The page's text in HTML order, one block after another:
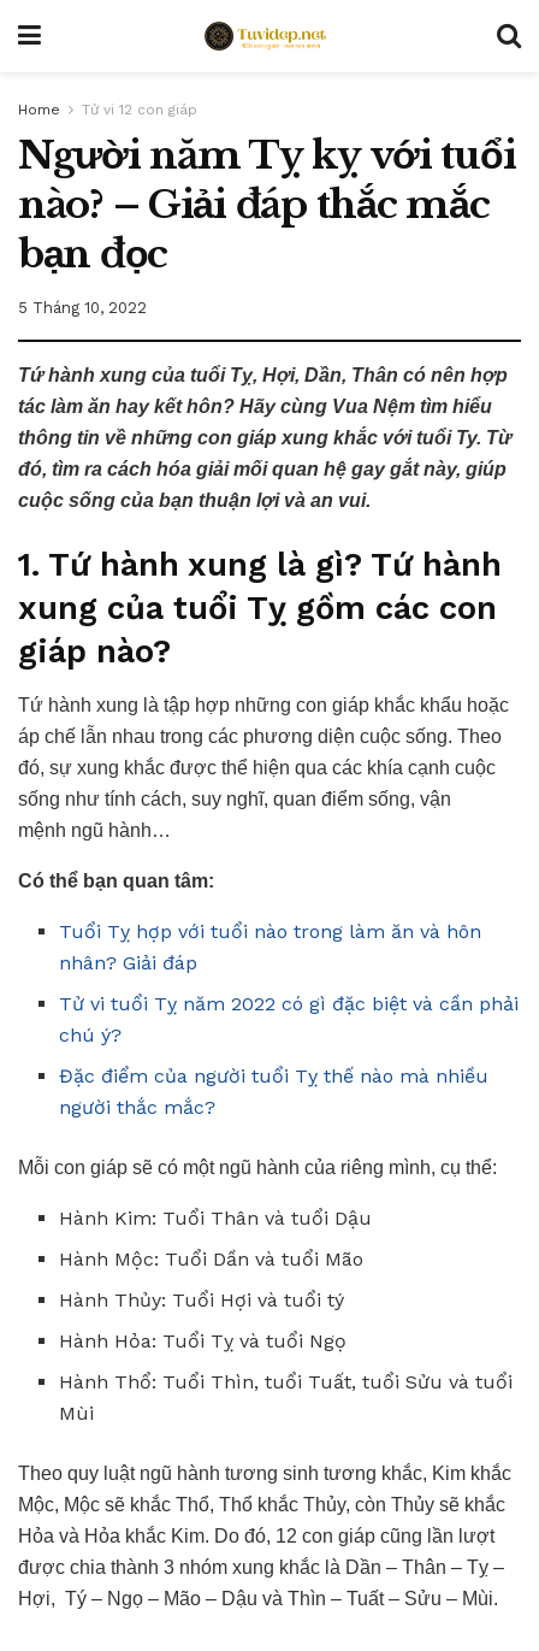
Home Tử vi 12 con giáp
Người năm Tỵ kỵ với tuổi
nào? – Giải đáp thắc mắc
bạn đọc
5 Tháng 10, 2022
Tứ hành xung của tuổi Tỵ, Hợi, Dần, Thân có nên hợp
tác làm ăn hay kết hôn? Hãy cùng Vua Nệm tìm hiểu
thông tin về những con giáp xung khắc với tuổi Ty. Từ
đó, tìm ra cách hóa giải mối quan hệ gay gắt này, giúp
cuộc sống của bạn thuận lợi và an vui.
1. Tứ hành xung là gì? Tứ hành
xung của tuổi Tỵ gồm các con
giáp nào?
Tứ hành xung là tập hợp những con giáp khắc khẩu hoặc
áp chế lẫn nhau trong các phương diện cuộc sống. Theo
đó, sự xung khắc được thể hiện qua các khía cạnh cuộc
sống như tính cách, suy nghĩ, quan điểm sống, vận
mệnh ngũ hành…
Có thể bạn quan tâm:
Tuổi Tỵ hợp với tuổi nào trong làm ăn và hôn
nhân? Giải đáp
Tử vi tuổi Tỵ năm 2022 có gì đặc biệt và cần phải
chú ý?
Đặc điểm của người tuổi Tỵ thế nào mà nhiều
người thắc mắc?
Mỗi con giáp sẽ có một ngũ hành của riêng mình, cụ thể:
Hành Kim: Tuổi Thân và tuổi Dậu
Hành Mộc: Tuổi Dần và tuổi Mão
Hành Thủy: Tuổi Hợi và tuổi tý
Hành Hỏa: Tuổi Tỵ và tuổi Ngọ
Hành Thổ: Tuổi Thìn, tuổi Tuất, tuổi Sửu và tuổi
Mùi
Theo quy luật ngũ hành tương sinh tương khắc, Kim khắc
Mộc, Mộc sẽ khắc Thổ, Thổ khắc Thủy, còn Thủy sẽ khắc
Hỏa và Hỏa khắc Kim. Do đó, 12 con giáp cũng lần lượt
được chia thành 3 nhóm xung khắc là Dần – Thân – Tỵ –
Hợi, Tý – Ngọ – Mão – Dậu và Thìn – Tuất – Sửu – Mùi.